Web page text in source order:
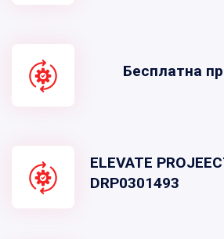
Бесплатна
ELEVATE
DRP0301493